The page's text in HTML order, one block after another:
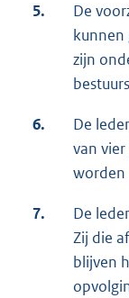
5.
De
kunnen
zijn
6.
De
van
worden
7.
De
Zij die
blijven